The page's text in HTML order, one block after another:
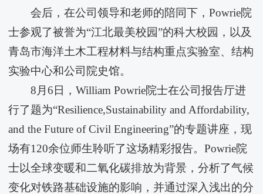
会后，在公司领导和老师的陪同下，Powrie院
士参观了被誉为“江北最美校园”的科大校园，以及
青岛市海洋土木工程材料与结构重点实验室、结构
实验中心和公司院史馆。
8月6日，William Powrie院士在公司报告厅进
行了题为“Resilience,Sustainability and Affordability,
and the Future of Civil Engineering”的专题讲座，现
场有120余位师生聆听了这场精彩报告。Powrie院
士以全球变暖和二氧化碳排放为背景，分析了气候
变化对铁路基础设施的影响，并通过深入浅出的分